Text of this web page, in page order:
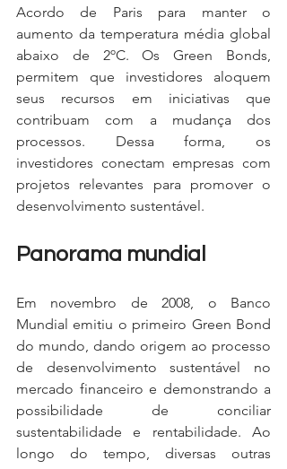
Acordo de Paris para manter o
aumento da temperatura média global
abaixo de 2ºC. Os Green Bonds,
permitem que investidores aloquem
seus recursos em iniciativas que
contribuam com a mudança dos
processos. Dessa forma, os
investidores conectam empresas com
projetos relevantes para promover o
desenvolvimento sustentável.
Panorama mundial
Em novembro de 2008, o Banco
Mundial emitiu o primeiro Green Bond
do mundo, dando origem ao processo
de desenvolvimento sustentável no
mercado financeiro e demonstrando a
possibilidade de conciliar
sustentabilidade e rentabilidade. Ao
longo do tempo, diversas outras